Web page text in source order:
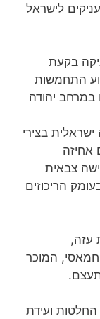
לישראל
בקעת
התחמשות
במרחב יהודה
בצירי
אחיזה
צבאית
הריכוזים
עזה,
המוכר
2334, יחד עם החלטות ועידת